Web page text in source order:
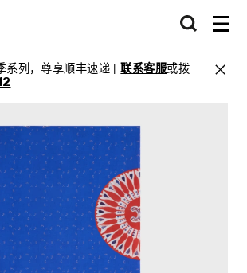
系列，尊享顺丰速递 |联系客服或拨